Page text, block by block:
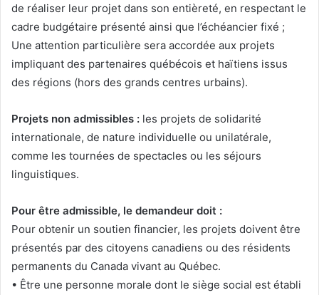
de réaliser leur projet dans son entièreté, en respectant le
cadre budgétaire présenté ainsi que l’échéancier fixé ;
Une attention particulière sera accordée aux projets
impliquant des partenaires québécois et haïtiens issus
des régions (hors des grands centres urbains).
Projets non admissibles : les projets de solidarité
internationale, de nature individuelle ou unilatérale,
comme les tournées de spectacles ou les séjours
linguistiques.
Pour être admissible, le demandeur doit :
Pour obtenir un soutien financier, les projets doivent être
présentés par des citoyens canadiens ou des résidents
permanents du Canada vivant au Québec.
• Être une personne morale dont le siège social est établi